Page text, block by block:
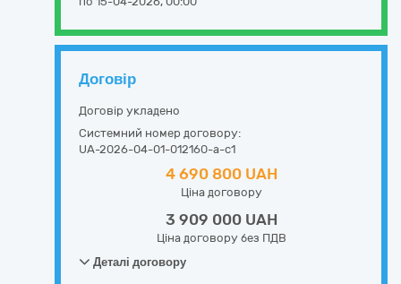
Договір
Договір укладено
Системний номер договору:
UA-2026-04-01-012160-a-c1
4 690 800 UAH
Ціна договору
3 909 000 UAH
Ціна договору без ПДВ
Деталі договору